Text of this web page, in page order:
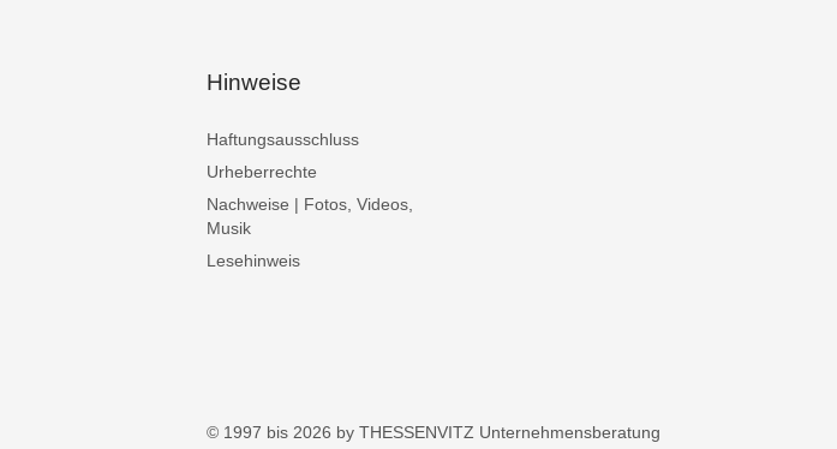
Hinweise
Haftungsausschluss
Urheberrechte
Nachweise | Fotos, Videos,
Musik
Lesehinweis
© 1997 bis 2026 by THESSENVITZ Unternehmensberatung